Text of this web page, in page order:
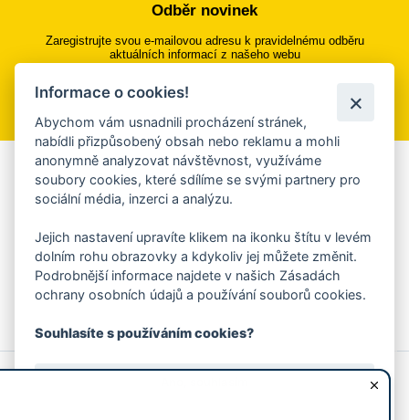
Odběr novinek
Zaregistrujte svou e-mailovou adresu k pravidelnému odběru
aktuálních informací z našeho webu
Přihlásit se k odběru
Aplikace Mobilní rozhlas
Chcete dostávat do svého mobilu či mailu upozornění na
ankety, pozvánky na kulturní a sportovní akce?
Více informací o aplikaci
© 2026 Magistrát města Zlína
Prohlášení o používání cookies
Informace o cookies!
Abychom vám usnadnili procházení stránek,
nabídli přizpůsobený obsah nebo reklamu a mohli
anonymně analyzovat návštěvnost, využíváme
soubory cookies, které sdílíme se svými partnery pro
sociální média, inzerci a analýzu.
Jejich nastavení upravíte klikem na ikonku štítu v levém
dolním rohu obrazovky a kdykoliv jej můžete změnit.
Podrobnější informace najdete v našich Zásadách
ochrany osobních údajů a používání souborů cookies.
Souhlasíte s používáním cookies?